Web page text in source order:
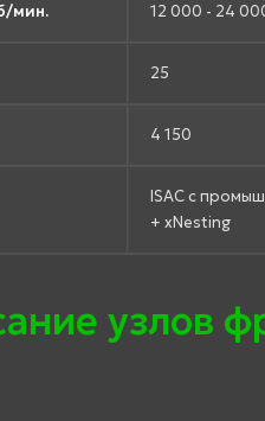
мин. 12 000 - 24
25
4 150
ISAC с
+ xNesting
узлов